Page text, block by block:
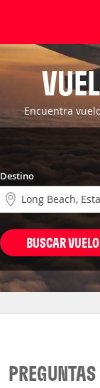
Encuentra
Destino
BUSCAR